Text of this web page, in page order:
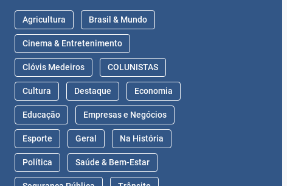
Agricultura Brasil & Mundo
Cinema & Entretenimento
Clóvis Medeiros COLUNISTAS
Cultura Destaque Economia
Educação Empresas e Negócios
Esporte Geral Na História
Política Saúde & Bem-Estar